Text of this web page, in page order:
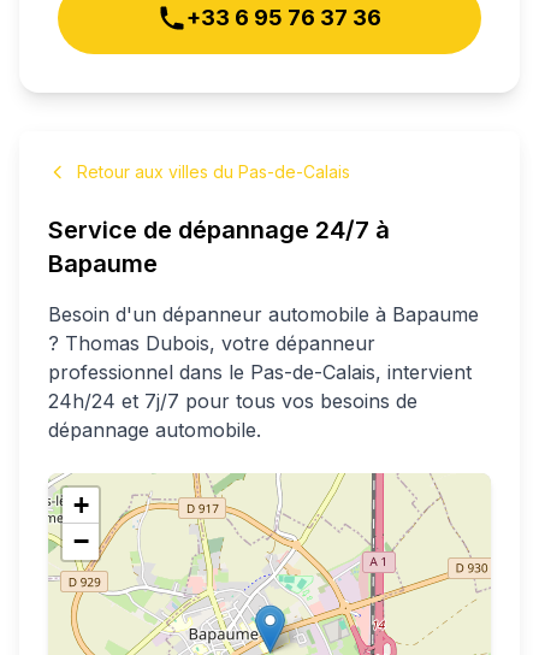
+33 6 95 76 37 36
Retour aux villes du Pas-de-Calais
Service de dépannage 24/7 à
Bapaume
Besoin d'un dépanneur automobile à Bapaume
? Thomas Dubois, votre dépanneur
professionnel dans le Pas-de-Calais, intervient
24h/24 et 7j/7 pour tous vos besoins de
dépannage automobile.
+
−